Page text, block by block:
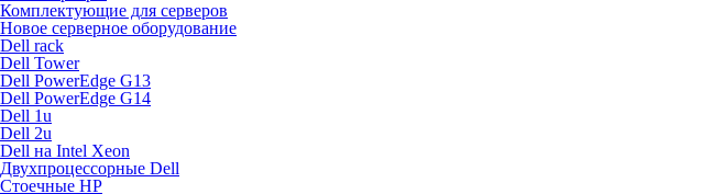
Комплектующие для серверов
Новое серверное оборудование
Dell rack
Dell Tower
Dell PowerEdge G13
Dell PowerEdge G14
Dell 1u
Dell 2u
Dell на Intel Xeon
Двухпроцессорные Dell
Стоечные HP